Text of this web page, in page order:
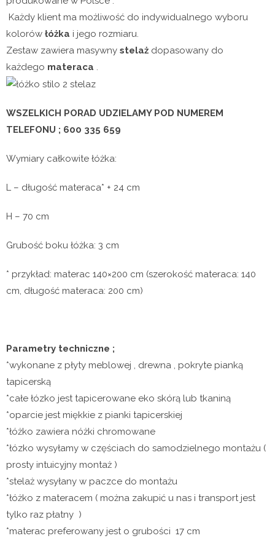
Każdy klient ma możliwość do indywidualnego wyboru
kolorów łóżka i jego rozmiaru.
Zestaw zawiera masywny stelaż dopasowany do
każdego materaca .
WSZELKICH PORAD UDZIELAMY POD NUMEREM
TELEFONU ; 600 335 659
Wymiary całkowite łóżka:
L – długość materaca* + 24 cm
H – 70 cm
Grubość boku łóżka: 3 cm
* przykład: materac 140×200 cm (szerokość materaca: 140
cm, długość materaca: 200 cm)
Parametry techniczne ;
*wykonane z płyty meblowej , drewna , pokryte pianką
tapicerską
*całe łózko jest tapicerowane eko skórą lub tkaniną
*oparcie jest miękkie z pianki tapicerskiej
*łóżko zawiera nóżki chromowane
*łózko wysyłamy w częściach do samodzielnego montażu (
prosty intuicyjny montaż )
*stelaż wysyłany w paczce do montażu
*łóżko z materacem ( można zakupić u nas i transport jest
tylko raz płatny )
*materac preferowany jest o grubości 17 cm